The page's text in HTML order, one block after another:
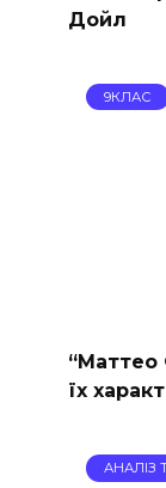
Дойл
9КЛАС
“Маттео
їх
АНАЛІЗ